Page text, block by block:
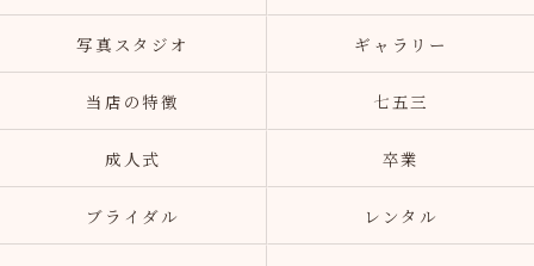
写真スタジオ ギャラリー
当店の特徴 七五三
成人式 卒業
ブライダル レンタル